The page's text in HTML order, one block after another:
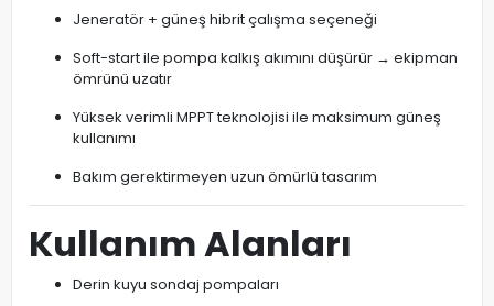
Jeneratör + güneş hibrit çalışma seçeneği
Soft-start ile pompa kalkış akımını düşürür → ekipman
ömrünü uzatır
Yüksek verimli MPPT teknolojisi ile maksimum güneş
kullanımı
Bakım gerektirmeyen uzun ömürlü tasarım
Kullanım Alanları
Derin kuyu sondaj pompaları